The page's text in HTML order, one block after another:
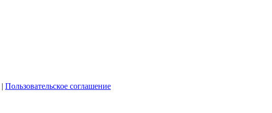
| Пользовательское соглашение